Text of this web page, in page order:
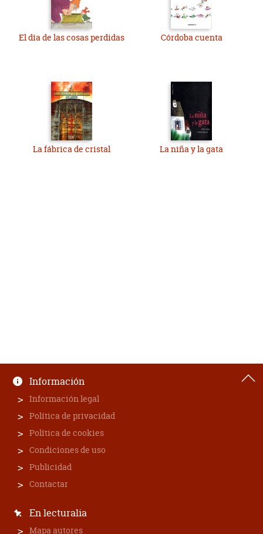
El día de las cosas perdidas Córdoba cuenta
La fábrica de cristal La niña y la gata
Información
Información legal
Política de privacidad
Política de cookies
Condiciones de uso
Publicidad
Contactar
En lecturalia
Mapa autores